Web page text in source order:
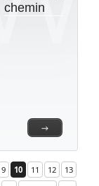
→
chemin
9 10 11 12
13